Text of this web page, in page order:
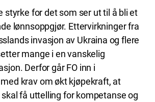
styrke for det som ser ut til å bli et
lønnsoppgjør. Ettervirkninger fra
invasjon av Ukraina og flere
mange i en vanskelig
Derfor går FO inn i
krav om økt kjøpekraft, at
få uttelling for kompetanse og